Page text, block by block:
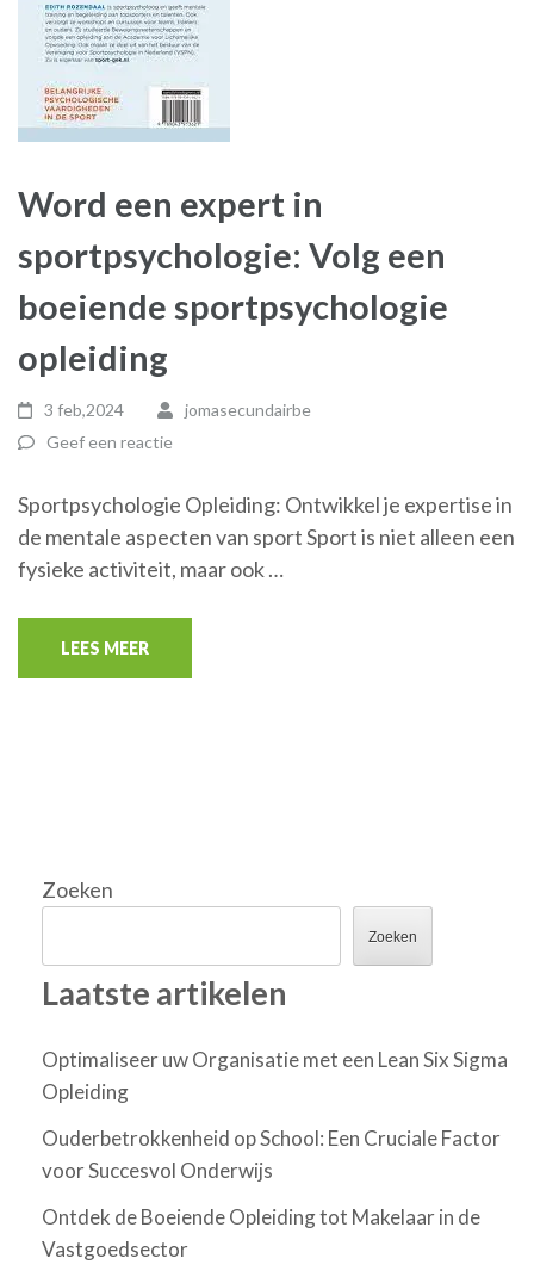
Word een expert in
sportpsychologie: Volg een
boeiende sportpsychologie
opleiding
3 feb,2024
jomasecundairbe
Geef een reactie
Sportpsychologie Opleiding: Ontwikkel je expertise in
de mentale aspecten van sport Sport is niet alleen een
fysieke activiteit, maar ook …
LEES MEER
Zoeken
Zoeken
Laatste artikelen
Optimaliseer uw Organisatie met een Lean Six Sigma
Opleiding
Ouderbetrokkenheid op School: Een Cruciale Factor
voor Succesvol Onderwijs
Ontdek de Boeiende Opleiding tot Makelaar in de
Vastgoedsector